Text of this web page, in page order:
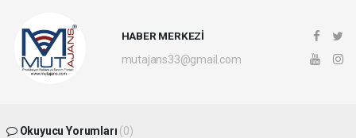
HABER MERKEZİ
mutajans33@gmail.com
Okuyucu Yorumları (0)